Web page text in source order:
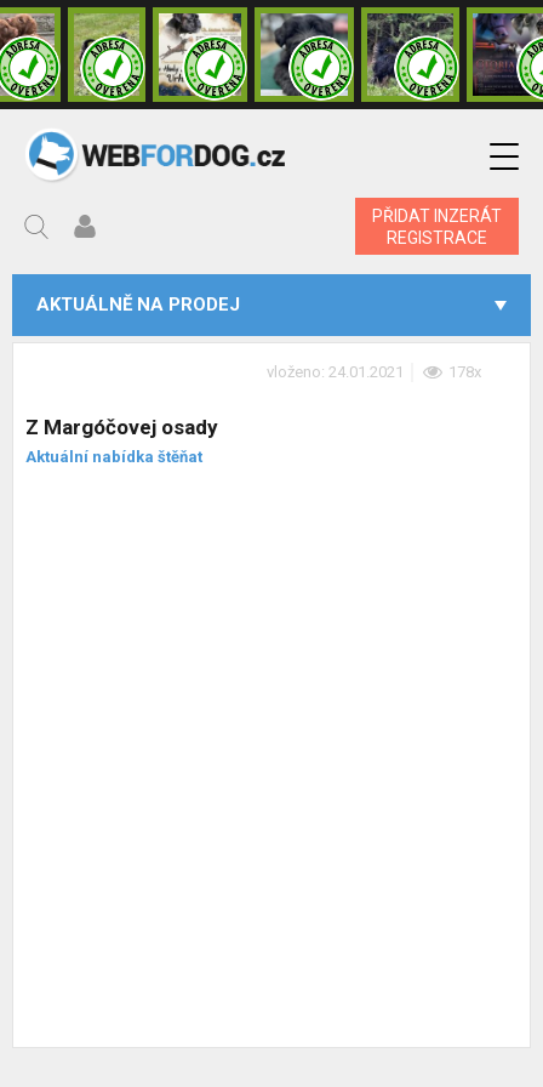
PŘIDAT INZERÁT
REGISTRACE
AKTUÁLNĚ NA PRODEJ
vloženo: 24.01.2021 178x
Z Margóčovej osady
Aktuální nabídka štěňat